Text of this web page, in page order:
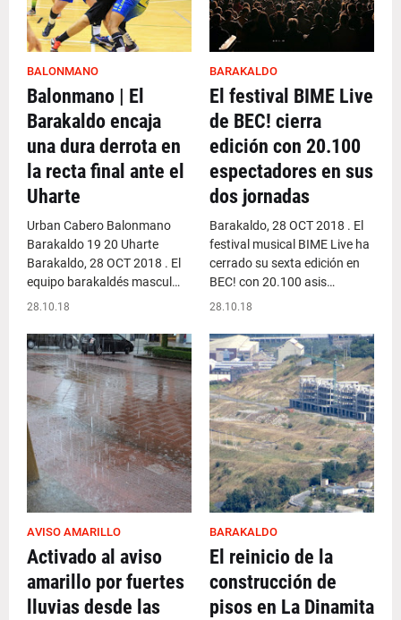
BALONMANO
Balonmano | El
Barakaldo encaja
una dura derrota en
la recta final ante el
Uharte
Urban Cabero Balonmano
Barakaldo 19 20 Uharte
Barakaldo, 28 OCT 2018 . El
equipo barakaldés mascul…
28.10.18
BARAKALDO
El festival BIME Live
de BEC! cierra
edición con 20.100
espectadores en sus
dos jornadas
Barakaldo, 28 OCT 2018 . El
festival musical BIME Live ha
cerrado su sexta edición en
BEC! con 20.100 asis…
28.10.18
AVISO AMARILLO
Activado al aviso
amarillo por fuertes
lluvias desde las
BARAKALDO
El reinicio de la
construcción de
pisos en La Dinamita